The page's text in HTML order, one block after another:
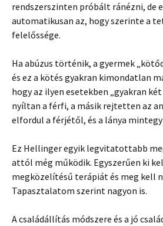
rendszerszinten próbált ránézni, de
automatikusan az, hogy szerinte a
felelőssége.
Ha abúzus történik, a gyermek
és ez a kötés gyakran kimondatlan
hogy az ilyen esetekben „gyakran
nyíltan a férfi, a másik rejtetten az
elfordul a férjétől, és a lánya mintegy
Ez Hellinger egyik legvitatottabb
attól még működik. Egyszerűen ki
megközelítésű terápiát és meg kell
Tapasztalatom szerint nagyon is.
A családállítás módszere és a jó